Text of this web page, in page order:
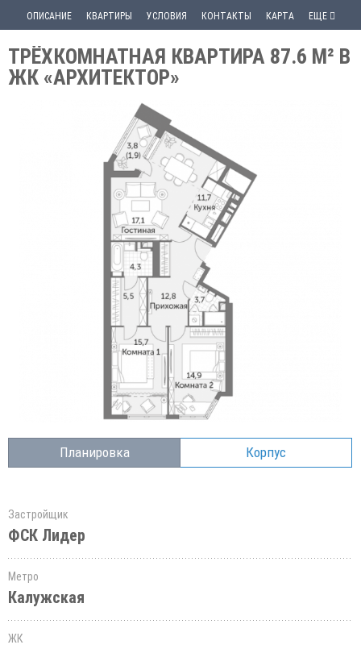
ОПИСАНИЕ КВАРТИРЫ УСЛОВИЯ КОНТАКТЫ КАРТА ЕЩЕ
ТРЁХКОМНАТНАЯ КВАРТИРА 87.6 М² В
ЖК «АРХИТЕКТОР»
Планировка Корпус
Застройщик
ФСК Лидер
Метро
Калужская
ЖК